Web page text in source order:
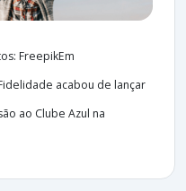
FreepikEm
acabou de lançar
ao Clube Azul na